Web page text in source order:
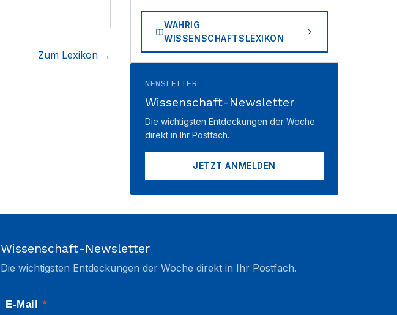
Zum Lexikon →
WAHRIG
WISSENSCHAFTSLEXIKON
NEWSLETTER
Wissenschaft-Newsletter
Die wichtigsten Entdeckungen der Woche
direkt in Ihr Postfach.
JETZT ANMELDEN
Wissenschaft-Newsletter
Die wichtigsten Entdeckungen der Woche direkt in Ihr Postfach.